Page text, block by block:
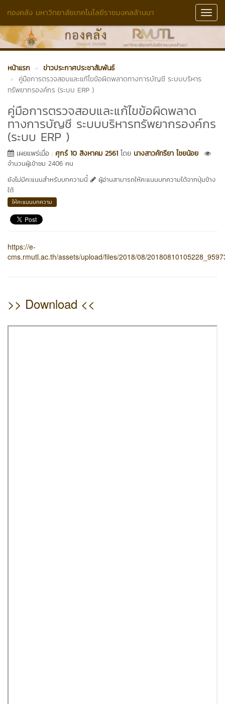
กองคลัง มหาวิทยาลัยเทคโนโลยีราชมงคลล้านนา
หน้าแรก
ข่าวประกาศประชาสัมพันธ์
คู่มือการตรวจสอบและแก้ไขข้อผิดพลาดทางการบัญชี ระบบบริหาร
ทรัพยากรองค์กร (ระบบ ERP )
คู่มือการตรวจสอบและแก้ไขข้อผิดพลาด
ทางการบัญชี ระบบบริหารทรัพยากรองค์กร
(ระบบ ERP )
เผยแพร่เมื่อ : ศุกร์ 10 สิงหาคม 2561 โดย นางสาวคัทรียา ไชยน้อย
จำนวนผู้เข้าชม 2406 คน
ยังไม่มีคะแนนสำหรับบทความนี้
ผู้อ่านสามารถให้คะแนนบทความได้จากปุ่มข้าง
ใต้
ให้คะแนนบทความ
https://e-
cms.rmutl.ac.th/assets/upload/files/2018/08/
>> Download <<